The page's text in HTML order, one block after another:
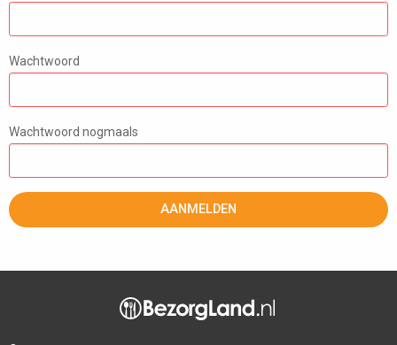
Wachtwoord
Wachtwoord nogmaals
AANMELDEN